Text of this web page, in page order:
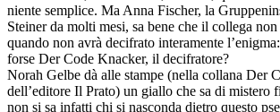
niente semplice. Ma Anna Fischer, la
Steiner da molti mesi, sa bene che il collega
quando non avrà decifrato interamente
forse Der Code Knacker, il decifratore?
Norah Gelbe dà alle stampe (nella collana Der
dell’editore Il Prato) un giallo che sa di mistero
non si sa infatti chi si nasconda dietro questo